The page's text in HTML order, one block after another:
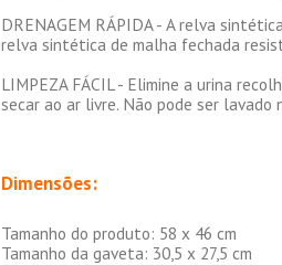
DRENAGEM RÁPIDA - A relva
relva sintética de malha fechada
LIMPEZA FÁCIL - Elimine a urina
secar ao ar livre. Não pode ser lavado
Dimensões:
Tamanho do produto: 58 x 46 cm
Tamanho da gaveta: 30,5 x 27,5 cm